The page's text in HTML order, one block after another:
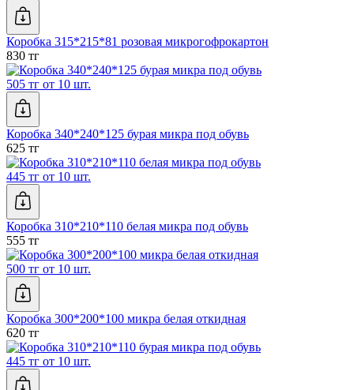
Коробка 315*215*81 розовая микрогофрокартон
830 тг
505 тг от 10 шт.
Коробка 340*240*125 бурая микра под обувь
625 тг
445 тг от 10 шт.
Коробка 310*210*110 белая микра под обувь
555 тг
500 тг от 10 шт.
Коробка 300*200*100 микра белая откидная
620 тг
445 тг от 10 шт.